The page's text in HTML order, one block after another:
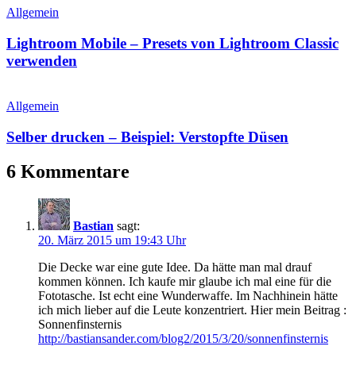
Allgemein
Lightroom Mobile – Presets von Lightroom Classic
verwenden
Allgemein
Selber drucken – Beispiel: Verstopfte Düsen
6 Kommentare
Bastian sagt:
20. März 2015 um 19:43 Uhr
Die Decke war eine gute Idee. Da hätte man mal drauf
kommen können. Ich kaufe mir glaube ich mal eine für die
Fototasche. Ist echt eine Wunderwaffe. Im Nachhinein hätte
ich mich lieber auf die Leute konzentriert. Hier mein Beitrag :
Sonnenfinsternis
http://bastiansander.com/blog2/2015/3/20/sonnenfinsternis